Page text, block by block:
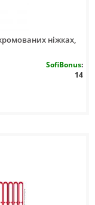
ніжках,
SofiBonus:
14